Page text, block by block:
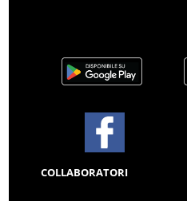
COLLABORATORI